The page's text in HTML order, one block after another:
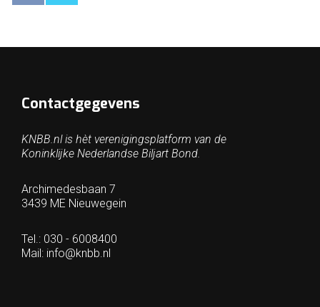
Contactgegevens
KNBB.nl is hèt verenigingsplatform van de
Koninklijke Nederlandse Biljart Bond.
Archimedesbaan 7
3439 ME Nieuwegein
Tel.: 030 - 6008400
Mail: info@knbb.nl